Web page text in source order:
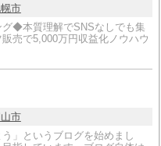
市
◆本質理解でSNSなしでも集
売で5,000万円収益化ノウハウ
市
う」というブログを始めまし